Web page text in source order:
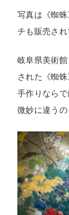
写真は《蜘
チも販売され
岐阜県美術
された《蜘
手作りなら
微妙に違うの